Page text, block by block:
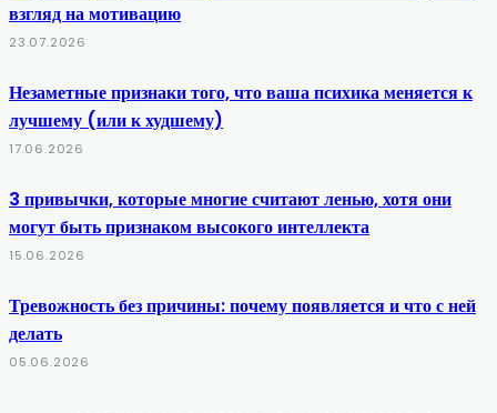
взгляд на мотивацию
23.07.2026
Незаметные признаки того, что ваша психика меняется к
лучшему (или к худшему)
17.06.2026
3 привычки, которые многие считают ленью, хотя они
могут быть признаком высокого интеллекта
15.06.2026
Тревожность без причины: почему появляется и что с ней
делать
05.06.2026